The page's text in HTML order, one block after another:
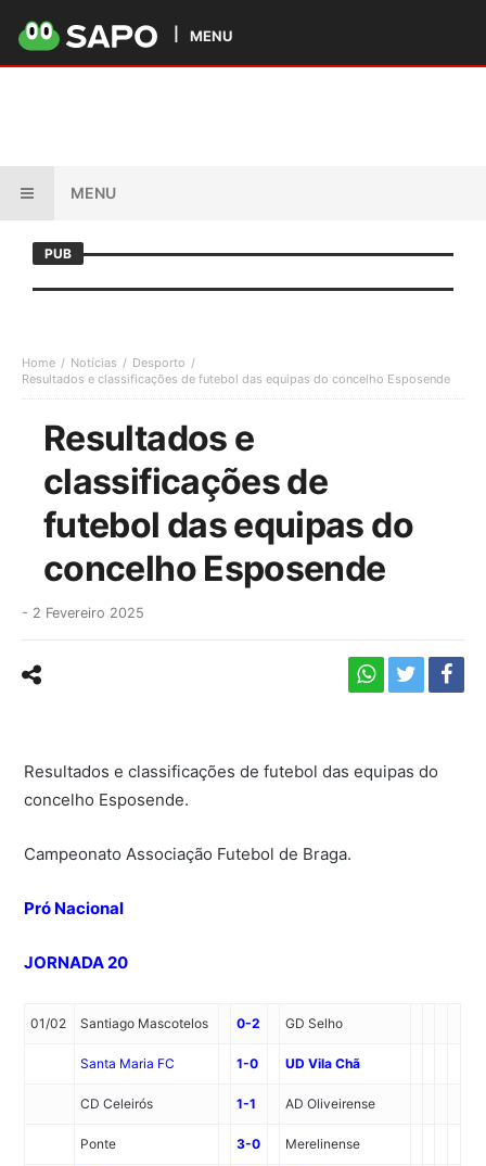
MENU
MENU
PUB
Home Notícias
Desporto
Resultados e classificações de futebol das equipas do concelho Esposende
Resultados e
classificações de
futebol das equipas do
concelho Esposende
- 2 Fevereiro 2025
Resultados e classificações de futebol das equipas do
concelho Esposende.
Campeonato Associação Futebol de Braga.
Pró Nacional
JORNADA 20
01/02 Santiago Mascotelos 0-2 GD Selho
Santa Maria FC 1-0 UD Vila Chã
CD Celeirós 1-1 AD Oliveirense
Ponte 3-0 Merelinense